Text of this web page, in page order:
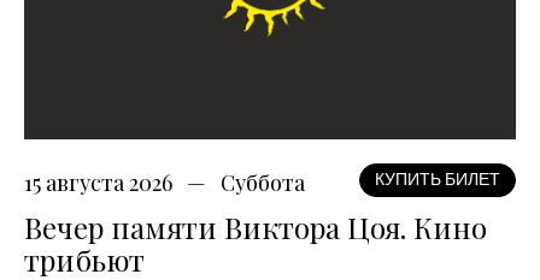
15 августа 2026 Суббота КУПИТЬ БИЛЕТ
Вечер памяти Виктора Цоя. Кино
трибьют